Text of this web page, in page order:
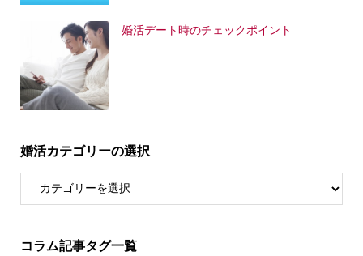
婚活デート時のチェックポイント
婚活カテゴリーの選択
コラム記事タグ一覧